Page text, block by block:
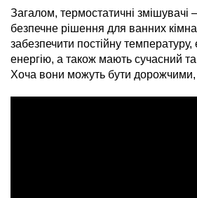
Загалом, термостатичні
безпечне рішення для ванних
забезпечити постійну
енергію, а також мають сучасний
Хоча вони можуть бути дорожчими,